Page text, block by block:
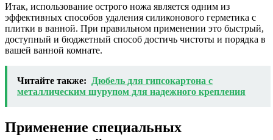
Итак, использование острого ножа является одним из
эффективных способов удаления силиконового герметика с
плитки в ванной. При правильном применении это быстрый,
доступный и бюджетный способ достичь чистоты и порядка в
вашей ванной комнате.
Читайте также:
Дюбель для гипсокартона с
металлическим шурупом для надежного крепления
Применение специальных